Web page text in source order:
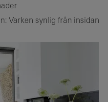
Varken synlig från insidan